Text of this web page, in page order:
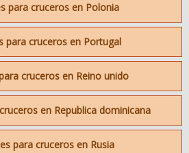
para cruceros en Polonia
para cruceros en Portugal
cruceros en Reino unido
en Republica dominicana
para cruceros en Rusia